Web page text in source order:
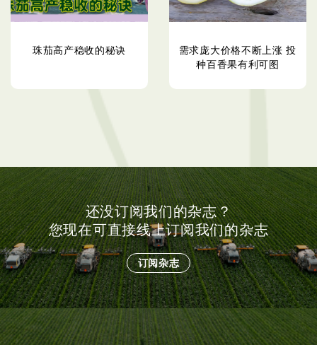
珠茄高产稳收的秘诀
需求庞大价格不断上涨 投
种百香果有利可图
还没订阅我们的杂志？
您现在可直接线上订阅我们的杂志
订阅杂志